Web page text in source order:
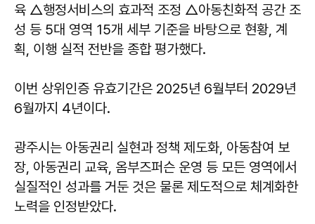
육 △행정서비스의 효과적 조정 △아동친화적 공간 조
성 등 5대 영역 15개 세부 기준을 바탕으로 현황, 계
획, 이행 실적 전반을 종합 평가했다.
이번 상위인증 유효기간은 2025년 6월부터 2029년
6월까지 4년이다.
광주시는 아동권리 실현과 정책 제도화, 아동참여 보
장, 아동권리 교육, 옴부즈퍼슨 운영 등 모든 영역에서
실질적인 성과를 거둔 것은 물론 제도적으로 체계화한
노력을 인정받았다.